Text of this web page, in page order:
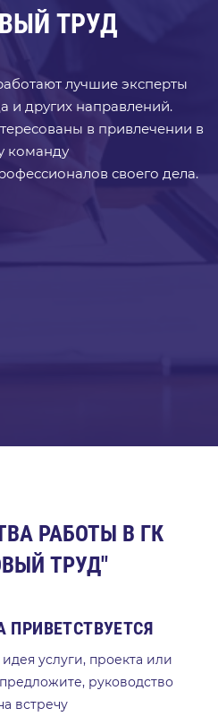
ТРУД
лучшие эксперты
и других направлений.
в привлечении в
команду
своего дела.
РАБОТЫ В ГК
ТРУД"
ПРИВЕТСТВУЕТСЯ
услуги, проекта или
руководство
встречу